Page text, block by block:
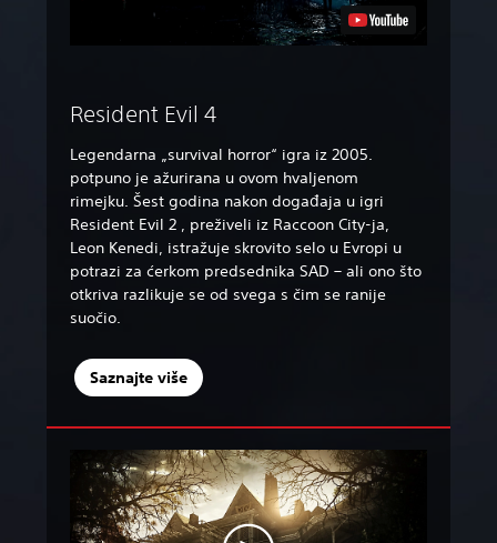
Resident Evil 4
Legendarna „survival horror“ igra iz 2005.
potpuno je ažurirana u ovom hvaljenom
rimejku. Šest godina nakon događaja u igri
Resident Evil 2 , preživeli iz Raccoon City-ja,
Leon Kenedi, istražuje skrovito selo u Evropi u
potrazi za ćerkom predsednika SAD – ali ono što
otkriva razlikuje se od svega s čim se ranije
suočio.
Saznajte više